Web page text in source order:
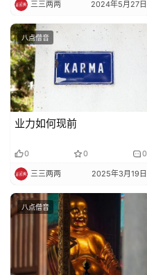
明 三三两两 2024年5月27日
八点僧音
业力如何现前
0 0 0
三三两两 2025年3月19日
八点僧音